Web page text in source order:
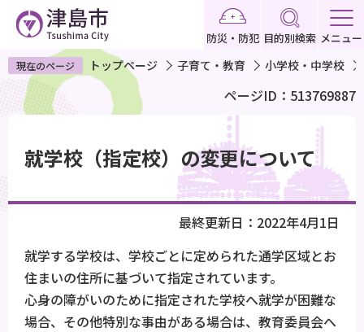
ペ
ー
ジ
で
す
防災・防犯 目的別検索 メニュー
現在のページ トップページ 子育て・教育 小学校・中学校
ページID：513769887
就学校（指定校）の変更について
最終更新日：2022年4月1日
就学する学校は、学校ごとに定められた通学区域とお
住まいの住所に基づいて指定されています。
心身の障がいのために指定された学校へ就学が困難な
場合、その他特別な事由がある場合は、教育委員会へ